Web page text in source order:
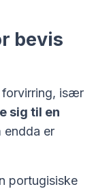
bevis
forvirring, især
sig til en
endda er
portugisiske